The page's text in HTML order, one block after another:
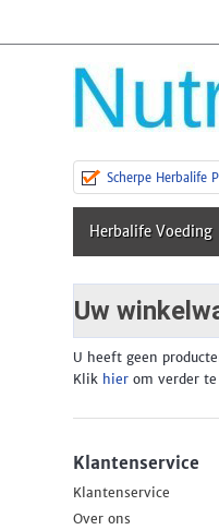
Scherpe Herbalife
Herbalife Voeding
Uw
U heeft geen
Klik hier om verder
Klantenservice
Klantenservice
Over ons